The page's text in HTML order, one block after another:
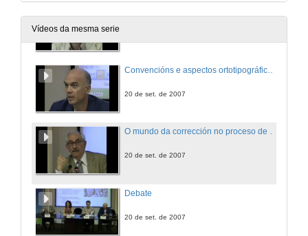
Vídeos da mesma serie
20 de set. de 2007
O mundo da corrección no proceso de traducción
20 de set. de 2007
Debate
20 de set. de 2007